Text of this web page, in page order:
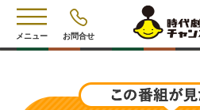
メニュー お問合せ